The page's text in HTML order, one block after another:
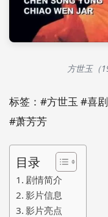
方世玉（
标签：#方世玉 #喜
#萧芳芳
目录
剧情简介
影片信息
影片亮点